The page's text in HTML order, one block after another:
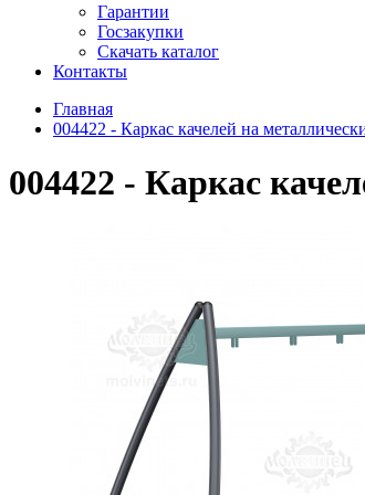
Гарантии
Госзакупки
Скачать каталог
Контакты
Главная
004422 - Каркас качелей на
004422 - Каркас